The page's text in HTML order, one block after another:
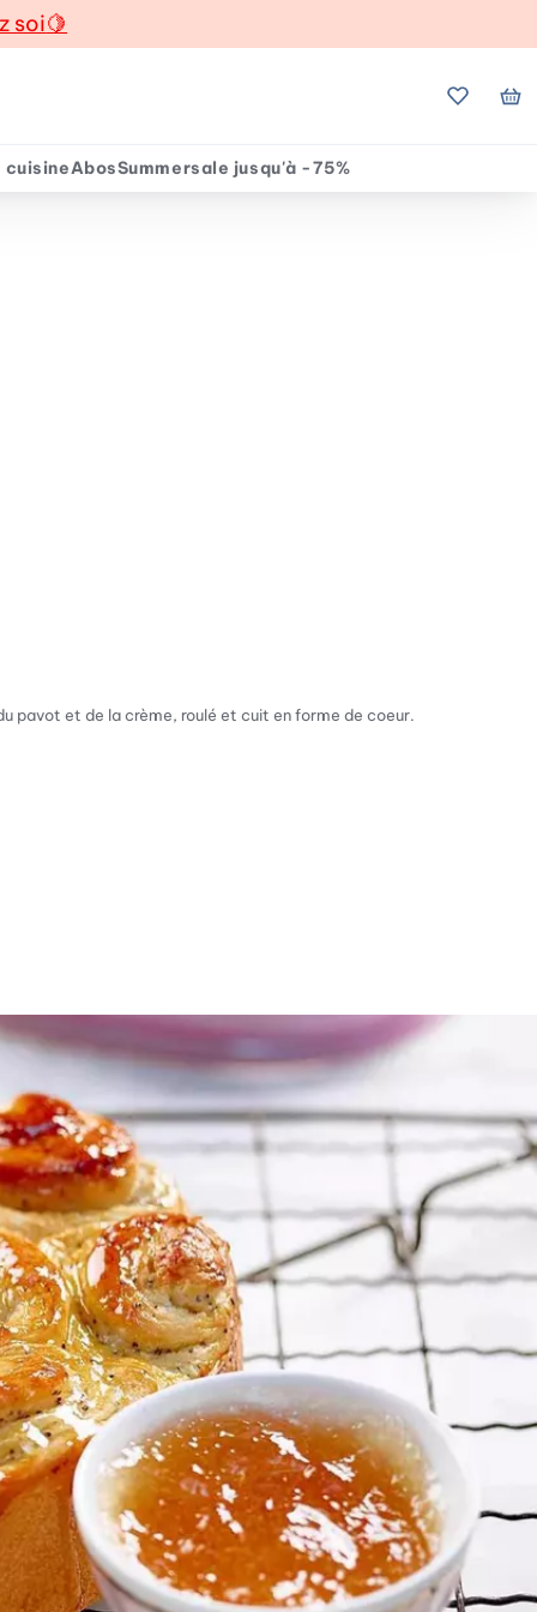
soi🍋
Mes
cuisineAbosSummersale jusqu'à -75%
pavot et de la crème, roulé et cuit en forme de coeur.